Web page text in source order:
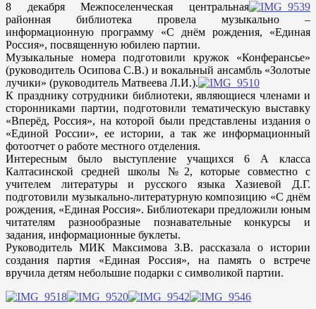
8 декабря Межпоселенческая центральная
районная библиотека провела музыкально –
информационную программу «С днём рождения, «Единая
Россия», посвященную юбилею партии.
Музыкальные номера подготовили кружок «Конферансье»
(руководитель Осипова С.В.) и вокальный ансамбль «Золотые
лучики» (руководитель Матвеева Л.И.).
К празднику сотрудники библиотеки, являющиеся членами и
сторонниками партии, подготовили тематическую выставку
«Вперёд, Россия», на которой были представлены издания о
«Единой России», ее истории, а так же информационный
фотоотчет о работе местного отделения.
Интересным было выступление учащихся 6 А класса
Калтасинской средней школы №2, которые совместно с
учителем литературы и русского языка Хазиевой Д.Г.
подготовили музыкально-литературную композицию «С днём
рождения, «Единая Россия». Библиотекари предложили юным
читателям разнообразные познавательные конкурсы и
задания, информационные буклеты.
Руководитель МИК Максимова З.В. рассказала о истории
создания партия «Единая Россия», на память о встрече
вручила детям небольшие подарки с символикой партии.